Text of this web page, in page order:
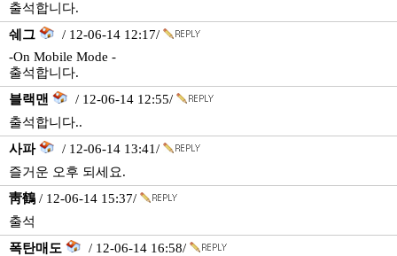
출석합니다.
쉐그
/ 12-06-14 12:17/
-On Mobile Mode -
출석합니다.
블랙맨
/ 12-06-14 12:55/
출석합니다..
사파
/ 12-06-14 13:41/
즐거운 오후 되세요.
靑鶴 / 12-06-14 15:37/
출석
폭탄매도
/ 12-06-14 16:58/